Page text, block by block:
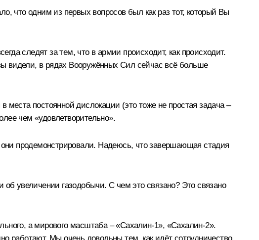
что одним из первых вопросов был как раз тот, который Вы
следят за тем, что в армии происходит, как происходит.
видели, в рядах Вооружённых Сил сейчас всё больше
постоянной дислокации (это тоже не простая задача –
чем «удовлетворительно».
продемонстрировали. Надеюсь, что завершающая стадия
увеличении газодобычи. С чем это связано? Это связано
а мирового масштаба – «Сахалин-1», «Сахалин-2».
работают. Мы очень довольны тем, как идёт сотрудничество.